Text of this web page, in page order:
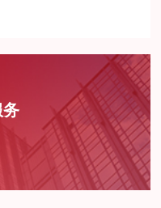
务